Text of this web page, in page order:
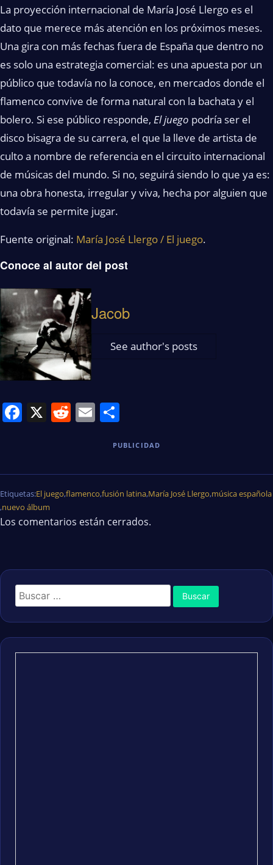
La proyección internacional de María José Llergo es el
dato que merece más atención en los próximos meses.
Una gira con más fechas fuera de España que dentro no
es solo una estrategia comercial: es una apuesta por un
público que todavía no la conoce, en mercados donde el
flamenco convive de forma natural con la bachata y el
bolero. Si ese público responde, El juego podría ser el
disco bisagra de su carrera, el que la lleve de artista de
culto a nombre de referencia en el circuito internacional
de músicas del mundo. Si no, seguirá siendo lo que ya es:
una obra honesta, irregular y viva, hecha por alguien que
todavía se permite jugar.
Fuente original: María José Llergo / El juego.
Conoce al autor del post
Jacob
See author's posts
Facebook
X Reddit
Email
PUBLICIDAD
Etiquetas:El juego,flamenco,fusión latina,María José Llergo,música española
,nuevo álbum
Los comentarios están cerrados.
Buscar: